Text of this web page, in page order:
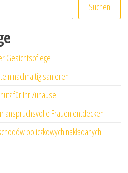
Suchen
Gesichtspflege
nachhaltig sanieren
für Ihr Zuhause
anspruchsvolle Frauen entdecken
policzkowych nakładanych